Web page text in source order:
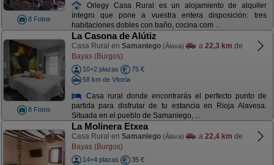
8 Fotos
Orlegy Casa Rural es un alojamiento de alquiler
íntegro que pone a vuestra entera disposición: tres
habitaciones dobles con baño, cocina com ...
8 Fotos
La Casona de Alútiz
Casa Rural en Samaniego (Álava) a 22,3 km de
Bayas (Burgos)
10+2 plazas
75 €
58 km de Vitoria
Casa rural donde encontrarás el perfecto punto de
partida para disfrutar de tu estancia en Rioja Alavesa.
Situada en el pueblo de Samaniego, ...
La Molinera Etxea
Casa Rural en Samaniego (Álava) a 22,4 km de
Bayas (Burgos)
14+4 plazas
35 €